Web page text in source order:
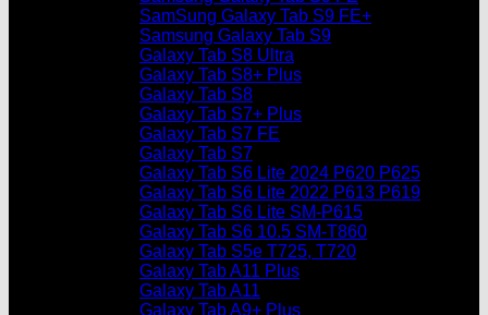
SamSung Galaxy Tab S9 FE+
Samsung Galaxy Tab S9
Galaxy Tab S8 Ultra
Galaxy Tab S8+ Plus
Galaxy Tab S8
Galaxy Tab S7+ Plus
Galaxy Tab S7 FE
Galaxy Tab S7
Galaxy Tab S6 Lite 2024 P620 P625
Galaxy Tab S6 Lite 2022 P613 P619
Galaxy Tab S6 Lite SM-P615
Galaxy Tab S6 10.5 SM-T860
Galaxy Tab S5e T725, T720
Galaxy Tab A11 Plus
Galaxy Tab A11
Galaxy Tab A9+ Plus